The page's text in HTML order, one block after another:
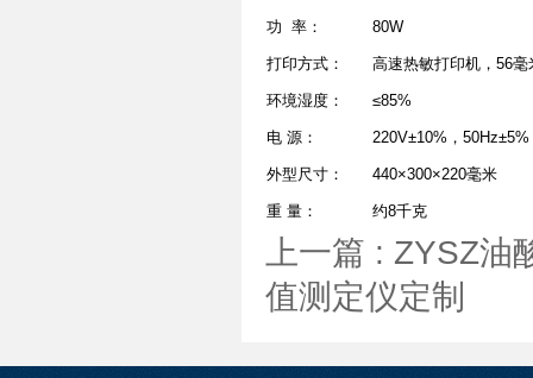
功 率： 80W
打印方式： 高速热敏打印机，56毫
环境湿度： ≤85%
电 源： 220V±10%，50Hz±5%
外型尺寸： 440×300×220毫米
重 量： 约8千克
上一篇 : ZYSZ油
值测定仪定制